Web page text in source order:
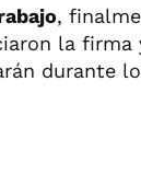
,
la firma
durante